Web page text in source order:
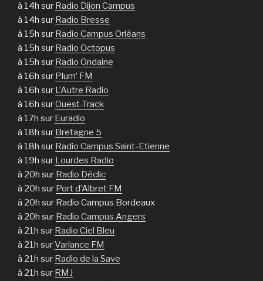
à 14h sur Radio Dijon Campus
à 14h sur Radio Bresse
à 15h sur Radio Campus Orléans
à 15h sur Radio Octopus
à 15h sur Radio Ondaine
à 16h sur Plum’ FM
à 16h sur L’Autre Radio
à 16h surOuest-Track
à 17h sur Euradio
à 18h sur Bretagne 5
à 18h sur Radio Campus Saint-Etienne
à 19h sur Lourdes Radio
à 20h sur Radio Déclic
à 20h sur Port d’Albret FM
à 20h sur Radio Campus Bordeaux
à 20h sur Radio Campus Angers
à 21h sur Radio Ciel Bleu
à 21h surVariance FM
à 21h sur Radio de la Save
à 21h sur RMJ